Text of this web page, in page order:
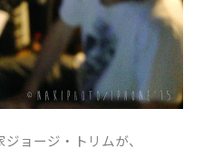
ョージ・トリムが、